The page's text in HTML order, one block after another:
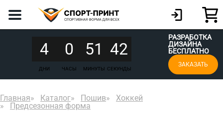
4
ДНИ
0
ЧАСЫ
51
МИНУТЫ
42
СЕКУНДЫ
РАЗРАБОТКА
ДИЗАЙНА
БЕСПЛАТНО
ЗАКАЗАТЬ
Главная Каталог Пошив
Хоккей
Предсезонная форма